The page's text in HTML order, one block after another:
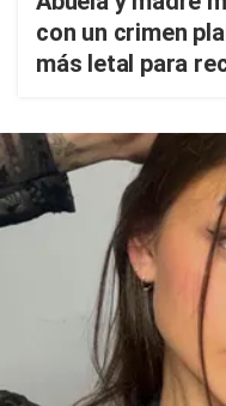
con un crimen
más letal para